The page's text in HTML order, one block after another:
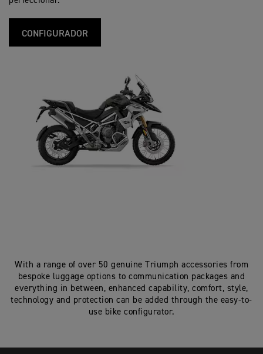
CONFIGURADOR
With a range of over 50 genuine Triumph accessories from
bespoke luggage options to communication packages and
everything in between, enhanced capability, comfort, style,
technology and protection can be added through the easy-to-
use bike configurator.